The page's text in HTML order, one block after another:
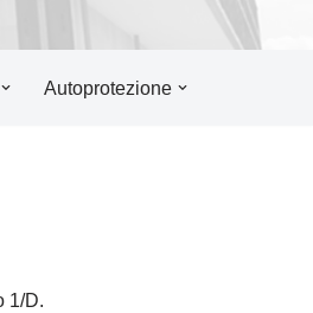
Autoprotezione
1/D.